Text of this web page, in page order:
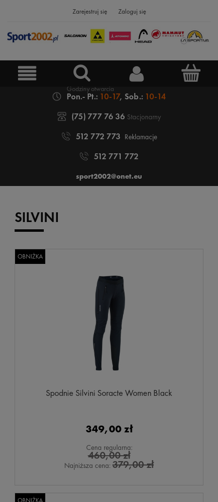
Zarejestruj się Zaloguj się
Pon.- Pt.: 10-17, Sob.: 10-14
(75) 777 76 36 Stacjonarny
512 772 773 Reklamacje
512 771 772
sport2002@onet.eu
SILVINI
Spodnie Silvini Soracte Women Black
349,00 zł
Cena regularna:
460,00 zł
Najniższa cena: 379,00 zł
OBNIŻKA
OBNIŻKA